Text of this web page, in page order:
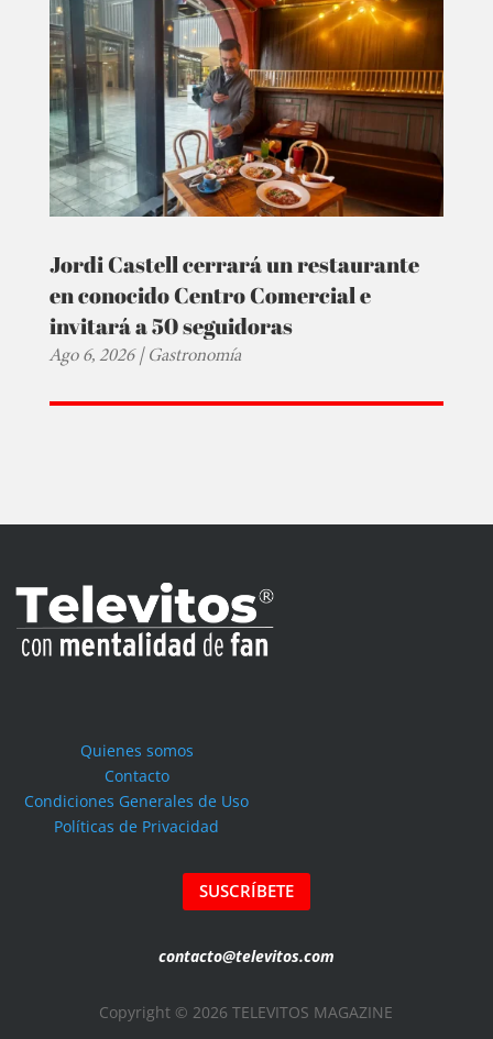
Jordi Castell cerrará un restaurante
en conocido Centro Comercial e
invitará a 50 seguidoras
Ago 6, 2026|Gastronomía
Quienes somos
Contacto
Condiciones Generales de Uso
Políticas de Privacidad
SUSCRÍBETE
contacto@televitos.com
Copyright © 2026 TELEVITOS MAGAZINE